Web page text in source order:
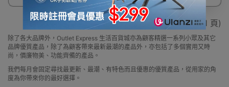
顯示 1 - 1 / 1 (共 1 頁)
除了各大品牌外，Outlet Express 生活百貨城亦為顧客精選一系列小眾及其它
品牌優質產品，除了為顧客帶來最新最潮的產品外，亦包括了多個實用又時
尚，價廉物美、功能齊備的產品。
我們每月會固定尋找最更新、最潮、有特色而且優惠的優質產品，從用家的角
度為你帶來你的最好選擇。